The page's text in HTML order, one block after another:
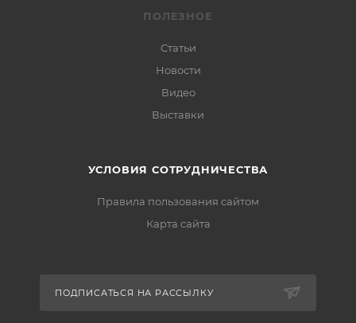
ПОЛЕЗНОЕ
Статьи
Новости
Видео
Выставки
УСЛОВИЯ СОТРУДНИЧЕСТВА
Правила пользования сайтом
Карта сайта
ПОДПИСАТЬСЯ НА РАССЫЛКУ